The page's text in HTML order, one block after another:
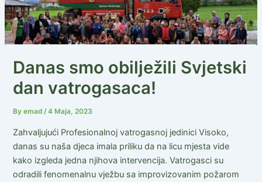
Danas smo obilježili Svjetski
dan vatrogasaca!
Byemad/4 Maja, 2023
Zahvaljujući Profesionalnoj vatrogasnoj jedinici Visoko,
danas su naša djeca imala priliku da na licu mjesta vide
kako izgleda jedna njihova intervencija. Vatrogasci su
odradili fenomenalnu vježbu sa improvizovanim požarom